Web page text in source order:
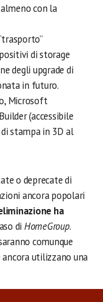
con la
di storage
degli upgrade di
in futuro.
Microsoft
(accessibile
stampa in 3D al
o deprecate di
ancora popolari
ha
di HomeGroup.
comunque
utilizzano una